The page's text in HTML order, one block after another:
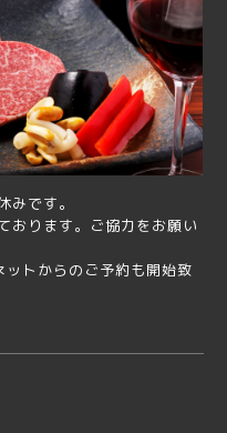
です。
おります。ご協力をお願い
トからのご予約も開始致